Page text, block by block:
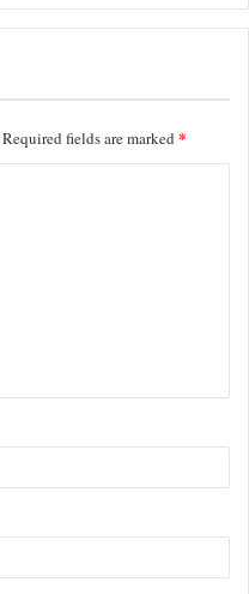
Required fields are marked *